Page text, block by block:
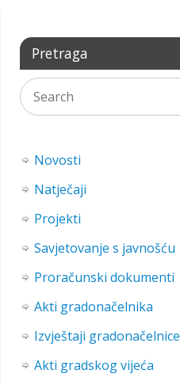
Pretraga
Novosti
Natječaji
Projekti
Savjetovanje s javnošću
Proračunski dokumenti
Akti gradonačelnika
Izvještaji gradonačelnice
Akti gradskog vijeća